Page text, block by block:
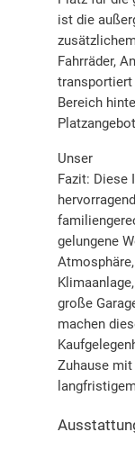
ist die
Fahrräder,
transportiert
Bereich
Unser
Fazit: Diese
gelungene
große
machen
Zuhause